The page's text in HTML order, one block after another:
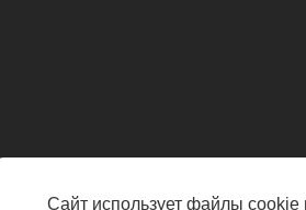
Сайт использует файлы cookie